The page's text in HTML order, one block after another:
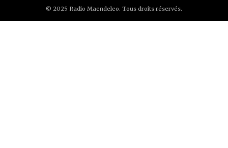
© 2025 Radio Maendeleo. Tous droits réservés.